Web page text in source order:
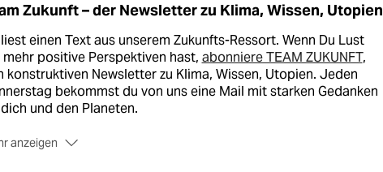
Zukunft – der Newsletter zu Klima, Wissen, Utopien
einen Text aus unserem Zukunfts-Ressort. Wenn Du Lust
mehr positive Perspektiven hast, abonniere TEAM ZUKUNFT,
konstruktiven Newsletter zu Klima, Wissen, Utopien. Jeden
bekommst du von uns eine Mail mit starken Gedanken
und den Planeten.
anzeigen